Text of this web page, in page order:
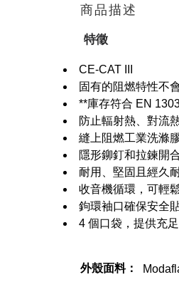
商品描述
特徵
CE-CAT III
固有的阻燃特性不
**庫存符合 EN
防止輻射熱、對流
縫上阻燃工業洗滌
隱形鉚釘和拉鍊開
耐用、堅固且經久
收音機循環，可輕
鉤環袖口確保安全
4 個口袋，提供充
外殼面料：